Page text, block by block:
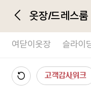
옷장/드레스룸
여닫이옷장 슬라이